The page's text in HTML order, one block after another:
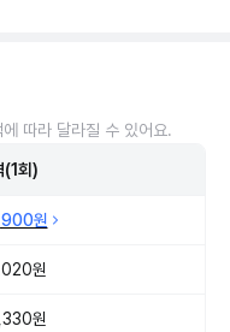
따라 달라질 수 있어요.
(1회)
원
원
원